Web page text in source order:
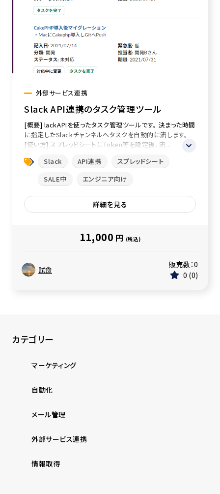
外部サービス連携
Slack API連携のタスク管理ツール
[概要] lackAPIを使ったタスク管理ツールです。 決まった時間
に指定したSlackチャンネルへタスクを自動的に流します。
[使い方] スプレッドシートにToken等を設定後、流...
Slack
API連携
スプレッドシート
SALE中
エンジニア向け
詳細を見る
11,000 円 (税込)
試食
販売数：0
0 0
カテゴリー
マーケティング
自動化
メール管理
外部サービス連携
情報取得